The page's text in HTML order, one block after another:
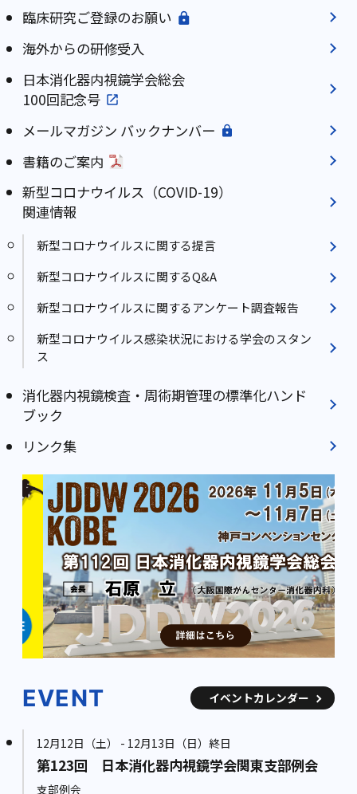
臨床研究ご登録のお願い
海外からの研修受入
日本消化器内視鏡学会総会
100回記念号
メールマガジン バックナンバー
書籍のご案内
新型コロナウイルス（COVID-19）
関連情報
新型コロナウイルスに関する提言
新型コロナウイルスに関するQ&A
新型コロナウイルスに関するアンケート調査報告
新型コロナウイルス感染状況における学会のスタン
ス
消化器内視鏡検査・周術期管理の標準化ハンド
ブック
リンク集
EVENT イベントカレンダー
12月12日（土） - 12月13日（日）終日
第123回 日本消化器内視鏡学会関東支部例会
支部例会